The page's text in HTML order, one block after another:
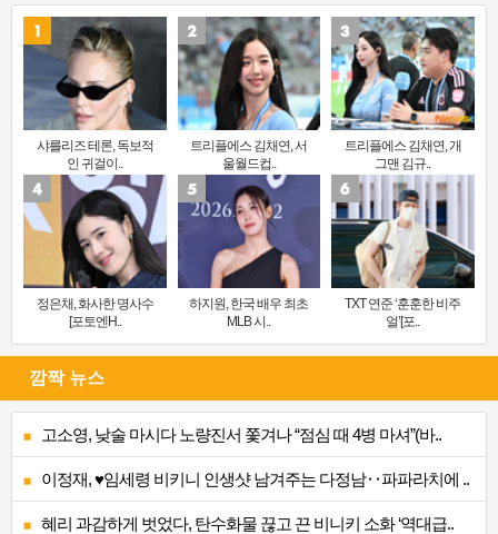
샤를리즈 테론, 독보적
인 귀걸이..
트리플에스 김채연, 서
울월드컵..
트리플에스 김채연, 개
그맨 김규..
정은채, 화사한 명사수
[포토엔H..
하지원, 한국 배우 최초
MLB 시..
TXT 연준 ‘훈훈한 비주
얼’[포..
깜짝 뉴스
고소영, 낮술 마시다 노량진서 쫓겨나 “점심 때 4병 마셔”(바..
이정재, ♥임세령 비키니 인생샷 남겨주는 다정남‥파파라치에 ..
혜리 과감하게 벗었다, 탄수화물 끊고 끈 비니키 소화 ‘역대급..